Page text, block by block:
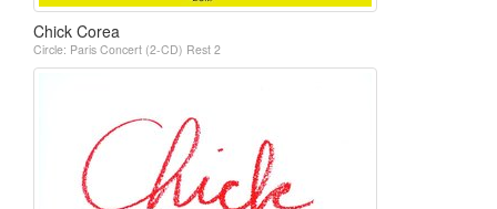
Chick Corea
Circle: Paris Concert (2-CD) Rest 2